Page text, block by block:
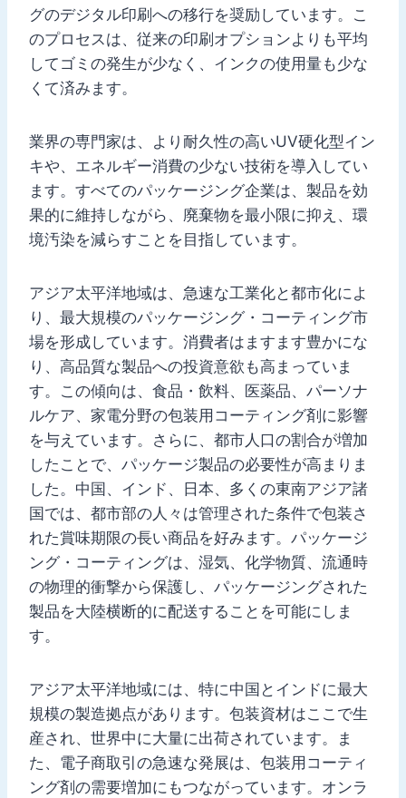
グのデジタル印刷への移行を奨励しています。こ
のプロセスは、従来の印刷オプションよりも平均
してゴミの発生が少なく、インクの使用量も少な
くて済みます。
業界の専門家は、より耐久性の高いUV硬化型イン
キや、エネルギー消費の少ない技術を導入してい
ます。すべてのパッケージング企業は、製品を効
果的に維持しながら、廃棄物を最小限に抑え、環
境汚染を減らすことを目指しています。
アジア太平洋地域は、急速な工業化と都市化によ
り、最大規模のパッケージング・コーティング市
場を形成しています。消費者はますます豊かにな
り、高品質な製品への投資意欲も高まっていま
す。この傾向は、食品・飲料、医薬品、パーソナ
ルケア、家電分野の包装用コーティング剤に影響
を与えています。さらに、都市人口の割合が増加
したことで、パッケージ製品の必要性が高まりま
した。中国、インド、日本、多くの東南アジア諸
国では、都市部の人々は管理された条件で包装さ
れた賞味期限の長い商品を好みます。パッケージ
ング・コーティングは、湿気、化学物質、流通時
の物理的衝撃から保護し、パッケージングされた
製品を大陸横断的に配送することを可能にしま
す。
アジア太平洋地域には、特に中国とインドに最大
規模の製造拠点があります。包装資材はここで生
産され、世界中に大量に出荷されています。ま
た、電子商取引の急速な発展は、包装用コーティ
ング剤の需要増加にもつながっています。オンラ